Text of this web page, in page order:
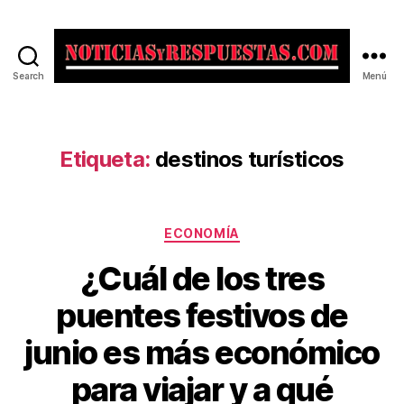
Search Menú
Etiqueta: destinos turísticos
Categorías
ECONOMÍA
¿Cuál de los tres
puentes festivos de
junio es más económico
para viajar y a qué